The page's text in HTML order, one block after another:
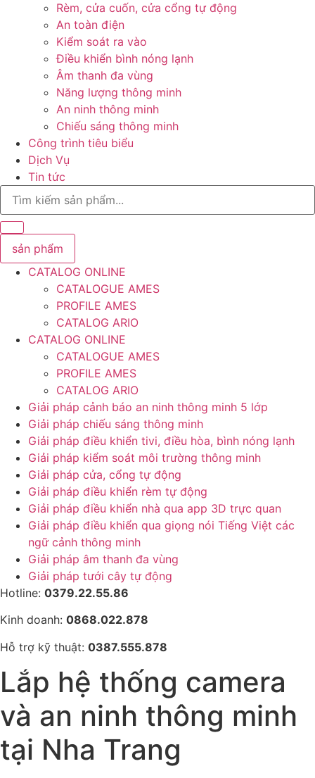
Rèm, cửa cuốn, cửa cổng tự động
An toàn điện
Kiểm soát ra vào
Điều khiển bình nóng lạnh
Âm thanh đa vùng
Năng lượng thông minh
An ninh thông minh
Chiếu sáng thông minh
Công trình tiêu biểu
Dịch Vụ
Tin tức
Search
sản phẩm
CATALOG ONLINE
CATALOGUE AMES
PROFILE AMES
CATALOG ARIO
CATALOG ONLINE
CATALOGUE AMES
PROFILE AMES
CATALOG ARIO
Giải pháp cảnh báo an ninh thông minh 5 lớp
Giải pháp chiếu sáng thông minh
Giải pháp điều khiển tivi, điều hòa, bình nóng lạnh
Giải pháp kiểm soát môi trường thông minh
Giải pháp cửa, cổng tự động
Giải pháp điều khiển rèm tự động
Giải pháp điều khiển nhà qua app 3D trực quan
Giải pháp điều khiển qua giọng nói Tiếng Việt các
ngữ cảnh thông minh
Giải pháp âm thanh đa vùng
Giải pháp tưới cây tự động
Hotline: 0379.22.55.86
Kinh doanh: 0868.022.878
Hỗ trợ kỹ thuật: 0387.555.878
Lắp hệ thống camera
và an ninh thông minh
tại Nha Trang